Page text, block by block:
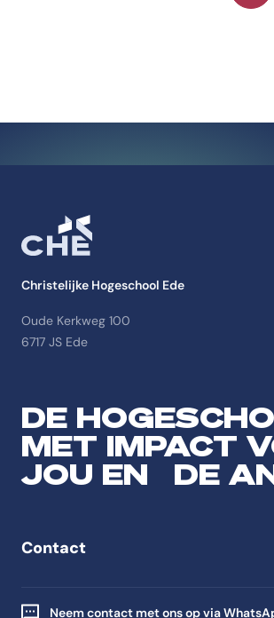
Christelijke Hogeschool Ede
Oude Kerkweg 100
6717 JS Ede
DE
MET IMPACT
JOU EN DE
Contact
Neem contact met ons op via